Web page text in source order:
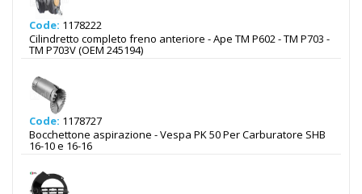
Code: 1178222
Cilindretto completo freno anteriore - Ape TM P602 - TM P703 -
TM P703V (OEM 245194)
Code: 1178727
Bocchettone aspirazione - Vespa PK 50 Per Carburatore SHB
16-10 e 16-16